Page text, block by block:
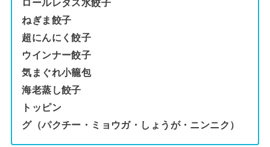
ロールレタス水餃子
ねぎま餃子
超にんにく餃子
ウインナー餃子
気まぐれ小籠包
海老蒸し餃子
トッピン
グ（パクチー・ミョウガ・しょうが・ニンニク）